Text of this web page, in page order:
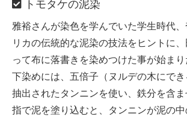
トモタケの泥染
雅裕さんが染色を学んでいた学生時代
リカの伝統的な泥染の技法をヒントに
って布に落書きを染めつけた事が始まり
下染めには、五倍子（ヌルデの木にで
抽出されたタンニンを使い、鉄分を含
指で泥を塗り込むと、タンニンが泥の